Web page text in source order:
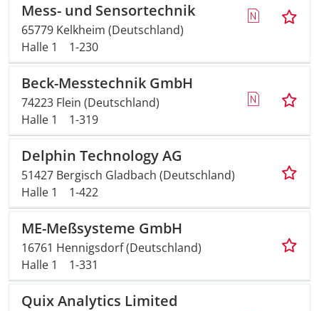
Mess- und Sensortechnik
65779 Kelkheim (Deutschland)
Halle 1
1-230
Beck-Messtechnik GmbH
74223 Flein (Deutschland)
Halle 1
1-319
Delphin Technology AG
51427 Bergisch Gladbach (Deutschland)
Halle 1
1-422
ME-Meßsysteme GmbH
16761 Hennigsdorf (Deutschland)
Halle 1
1-331
Quix Analytics Limited